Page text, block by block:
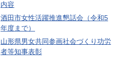
内容
酒田市女性活躍推進懇話会（令和5
年度まで）
山形県男女共同参画社会づくり功労
者等知事表彰